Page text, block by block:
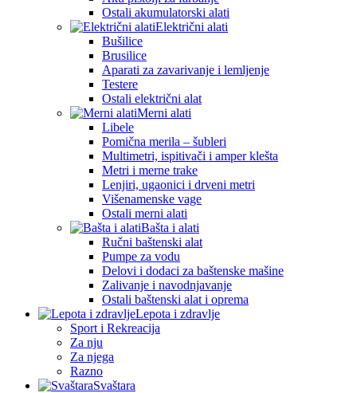
Ostali akumulatorski alati
Električni alati
Bušilice
Brusilice
Aparati za zavarivanje i lemljenje
Testere
Ostali električni alat
Merni alati
Libele
Pomična merila – šubleri
Multimetri, ispitivači i amper klešta
Metri i merne trake
Lenjiri, ugaonici i drveni metri
Višenamenske vage
Ostali merni alati
Bašta i alati
Ručni baštenski alat
Pumpe za vodu
Delovi i dodaci za baštenske mašine
Zalivanje i navodnjavanje
Ostali baštenski alat i oprema
Lepota i zdravlje
Sport i Rekreacija
Za nju
Za njega
Razno
Svaštara